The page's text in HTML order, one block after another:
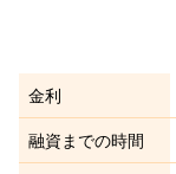
金利
融資までの時間